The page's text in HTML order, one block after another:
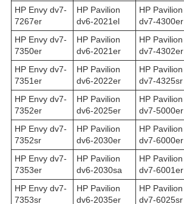
HP Envy dv7-
7267er
HP Pavilion
dv6-2021el
HP Pavilion
dv7-4300er
HP Envy dv7-
7350er
HP Pavilion
dv6-2021er
HP Pavilion
dv7-4302er
HP Envy dv7-
7351er
HP Pavilion
dv6-2022er
HP Pavilion
dv7-4325sr
HP Envy dv7-
7352er
HP Pavilion
dv6-2025er
HP Pavilion
dv7-5000er
HP Envy dv7-
7352sr
HP Pavilion
dv6-2030er
HP Pavilion
dv7-6000er
HP Envy dv7-
7353er
HP Pavilion
dv6-2030sa
HP Pavilion
dv7-6001er
HP Envy dv7-
7353sr
HP Pavilion
dv6-2035er
HP Pavilion
dv7-6025sr